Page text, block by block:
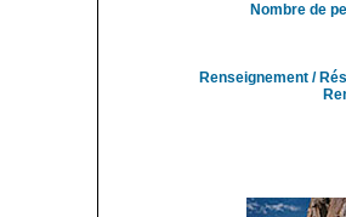
Nombre de
Renseignement /